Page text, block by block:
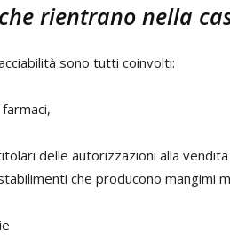
rientrano nella
sono tutti coinvolti:
delle autorizzazioni alla
che producono mangimi